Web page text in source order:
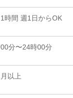
時間 週1日からOK
分〜24時00分
以上